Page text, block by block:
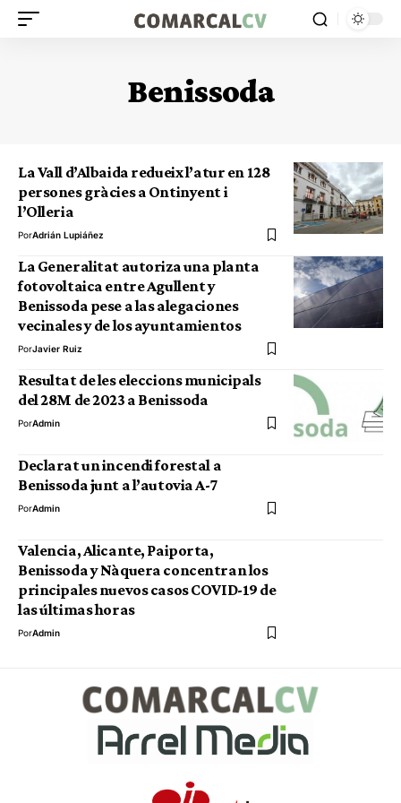
Benissoda
La Vall d’Albaida redueix l’atur en 128
persones gràcies a Ontinyent i
l’Olleria
PorAdrián Lupiáñez
La Generalitat autoriza una planta
fotovoltaica entre Agullent y
Benissoda pese a las alegaciones
vecinales y de los ayuntamientos
PorJavier Ruiz
Resultat de les eleccions municipals
del 28M de 2023 a Benissoda
PorAdmin
Declarat un incendi forestal a
Benissoda junt a l’autovia A-7
PorAdmin
Valencia, Alicante, Paiporta,
Benissoda y Nàquera concentran los
principales nuevos casos COVID-19 de
las últimas horas
PorAdmin